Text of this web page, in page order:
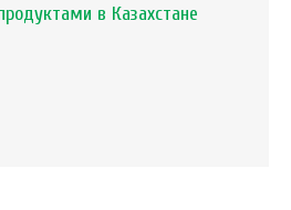
в Казахстане